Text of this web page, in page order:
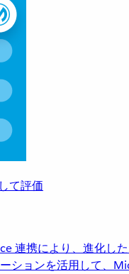
て評価
連携により、進化し
ションを活用して、